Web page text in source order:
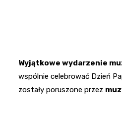
Wyjątkowe wydarzenie
wspólnie celebrować Dzień
zostały poruszone przez